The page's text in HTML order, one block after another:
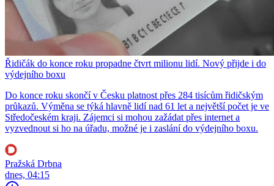
Řidičák do konce roku propadne čtvrt milionu lidí. Nový přijde i do
výdejního boxu
Do konce roku skončí v Česku platnost přes 284 tisícům řidičským
průkazů. Výměna se týká hlavně lidí nad 61 let a největší počet je ve
Středočeském kraji. Zájemci si mohou zažádat přes internet a
vyzvednout si ho na úřadu, možné je i zaslání do výdejního boxu.
Pražská Drbna
dnes, 04:15